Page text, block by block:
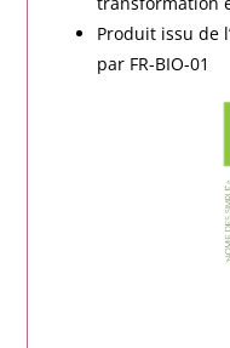
Produit issu de
par FR-BIO-01